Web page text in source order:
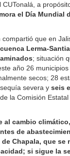
CUTonalá, a
el Día Mundial
que en
Lerma-
; situación
año 26
secos; 28
severa y seis
la Comisión Estatal
al cambio
de
Chapala, que se
si sigue la